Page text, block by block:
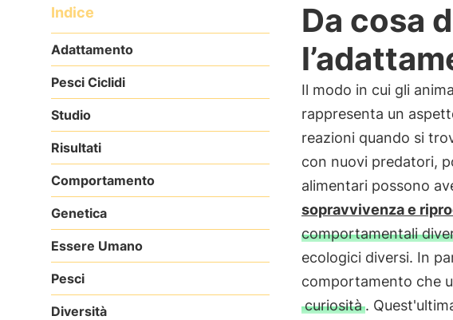
Indice
Adattamento
Pesci Ciclidi
Studio
Risultati
Comportamento
Genetica
Essere Umano
Pesci
Diversità
Da cosa
Il modo in cui gli
rappresenta un
reazioni quando si
con nuovi predatori,
alimentari possono
sopravvivenza e
comportamentali
ecologici diversi. In
comportamento che
curiosità.